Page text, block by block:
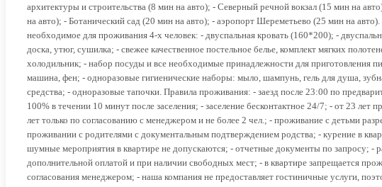
архитектуры и строительства (8 мин на авто); - Северный речной вокзал (15 мин на
на авто); - Ботанический сад (20 мин на авто); - аэропорт Шереметьево (25 мин на
необходимое для проживания 4-х человек: - двуспальная кровать (160*200); -
доска, утюг, сушилка; - свежее качественное постельное белье, комплект мягких
холодильник; - набор посуды и все необходимые принадлежности для приготовления
машина, фен; - одноразовые гигиенические наборы: мыло, шампунь, гель для душа,
средства; - одноразовые тапочки. Правила проживания: - заезд после 23:00 по
100% в течении 10 минут после заселения; - заселение бесконтактное 24/7; - от 23 лет
лет только по согласованию с менеджером и не более 2 чел.; - проживание с детьми
проживании с родителями с документальным подтверждением родства; - курение в
шумные мероприятия в квартире не допускаются; - отчетные документы по запросу; -
дополнительной оплатой и при наличии свободных мест; - в квартире запрещается
согласования менеджером; - наша компания не предоставляет гостиничные услуги,